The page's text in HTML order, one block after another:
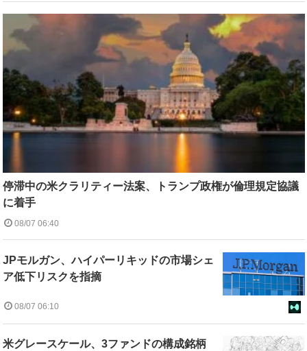
停滞中の米クラリティー法案、トランプ政権が倫理規定協議
に着手
08/07 06:40
JPモルガン、ハイパーリキッドの市場シェ
ア低下リスクを指摘
08/07 06:10
米グレースケール、3ファンドの構成銘柄